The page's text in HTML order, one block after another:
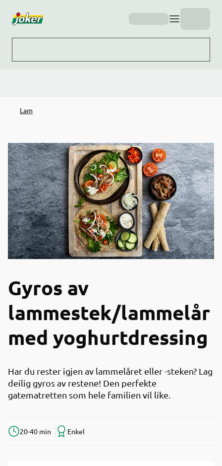
Lam
Gyros av
lammestek/lammelår
med yoghurtdressing
Har du rester igjen av lammelåret eller -steken? Lag
deilig gyros av restene! Den perfekte
gatematretten som hele familien vil like.
20-40 min Enkel